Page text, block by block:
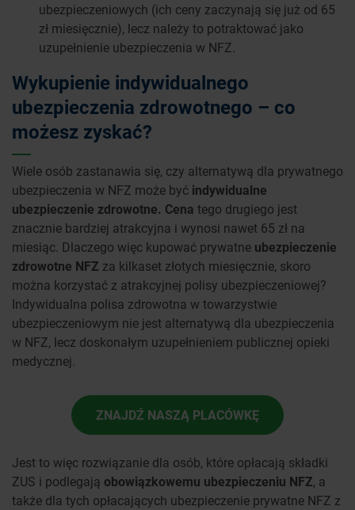
ubezpieczeniowych (ich ceny zaczynają się już od 65
zł miesięcznie), lecz należy to potraktować jako
uzupełnienie ubezpieczenia w NFZ.
Wykupienie indywidualnego
ubezpieczenia zdrowotnego – co
możesz zyskać?
Wiele osób zastanawia się, czy alternatywą dla prywatnego
ubezpieczenia w NFZ może być indywidualne
ubezpieczenie zdrowotne. Cena tego drugiego jest
znacznie bardziej atrakcyjna i wynosi nawet 65 zł na
miesiąc. Dlaczego więc kupować prywatne ubezpieczenie
zdrowotne NFZ za kilkaset złotych miesięcznie, skoro
można korzystać z atrakcyjnej polisy ubezpieczeniowej?
Indywidualna polisa zdrowotna w towarzystwie
ubezpieczeniowym nie jest alternatywą dla ubezpieczenia
w NFZ, lecz doskonałym uzupełnieniem publicznej opieki
medycznej.
ZNAJDŹ NASZĄ PLACÓWKĘ
Jest to więc rozwiązanie dla osób, które opłacają składki
ZUS i podlegają obowiązkowemu ubezpieczeniu NFZ, a
także dla tych opłacających ubezpieczenie prywatne NFZ z